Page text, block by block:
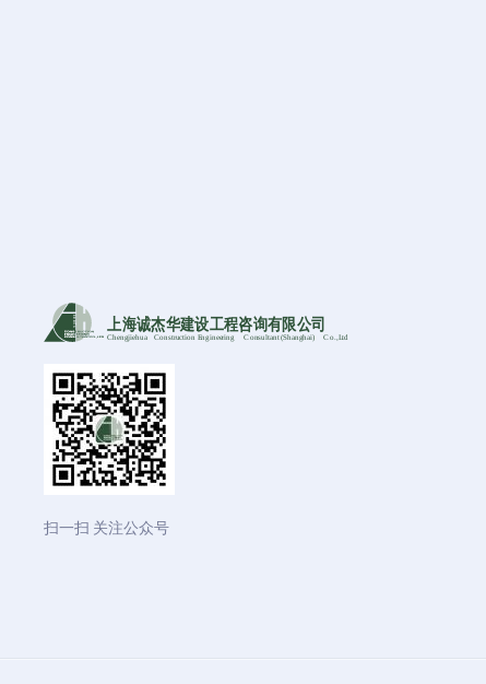
上海诚杰华建设工程咨询有限公司
Chengjiehua Construction Engineering C onsultant (Shanghai) C o.,Ltd
扫一扫 关注公众号